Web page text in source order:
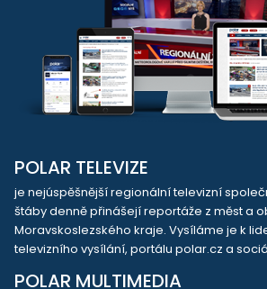
POLAR TELEVIZE
je nejúspěšnější regionální televizní
štáby denně přinášejí reportáže z měst a
Moravskoslezského kraje. Vysíláme je k
televizního vysílání, portálu polar.cz a
POLAR MULTIMEDIA